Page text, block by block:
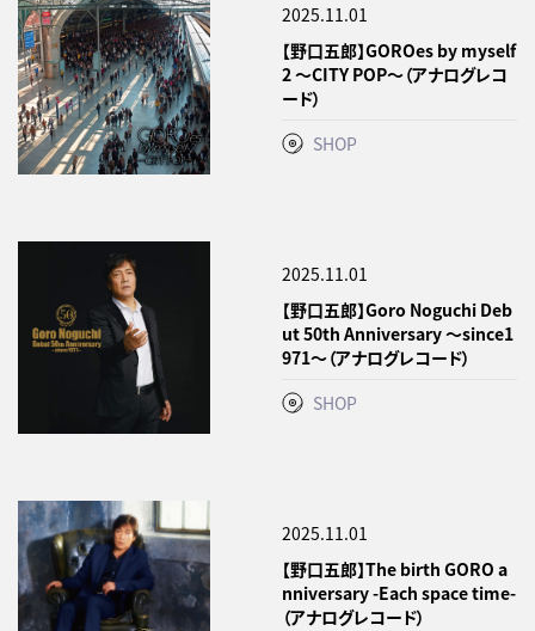
2025.11.01
【野口五郎】GOROes by myself
2 ～CITY POP～（アナログレコ
ード）
SHOP
2025.11.01
【野口五郎】Goro Noguchi Deb
ut 50th Anniversary ～since1
971～（アナログレコード）
SHOP
2025.11.01
【野口五郎】The birth GORO a
nniversary -Each space time-
（アナログレコード）